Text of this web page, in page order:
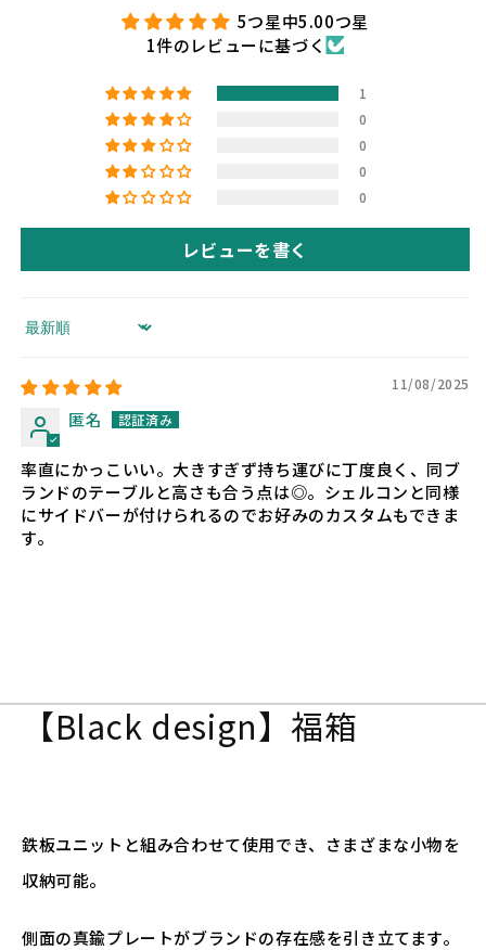
5つ星中5.00つ星
1件のレビューに基づく
1
0
0
0
0
レビューを書く
Sort by
11/08/2025
匿名
率直にかっこいい。大きすぎず持ち運びに丁度良く、同ブ
ランドのテーブルと高さも合う点は◎。シェルコンと同様
にサイドバーが付けられるのでお好みのカスタムもできま
す。
【Black design】福箱
鉄板ユニットと組み合わせて使用でき、さまざまな小物を
収納可能。
側面の真鍮プレートがブランドの存在感を引き立てます。